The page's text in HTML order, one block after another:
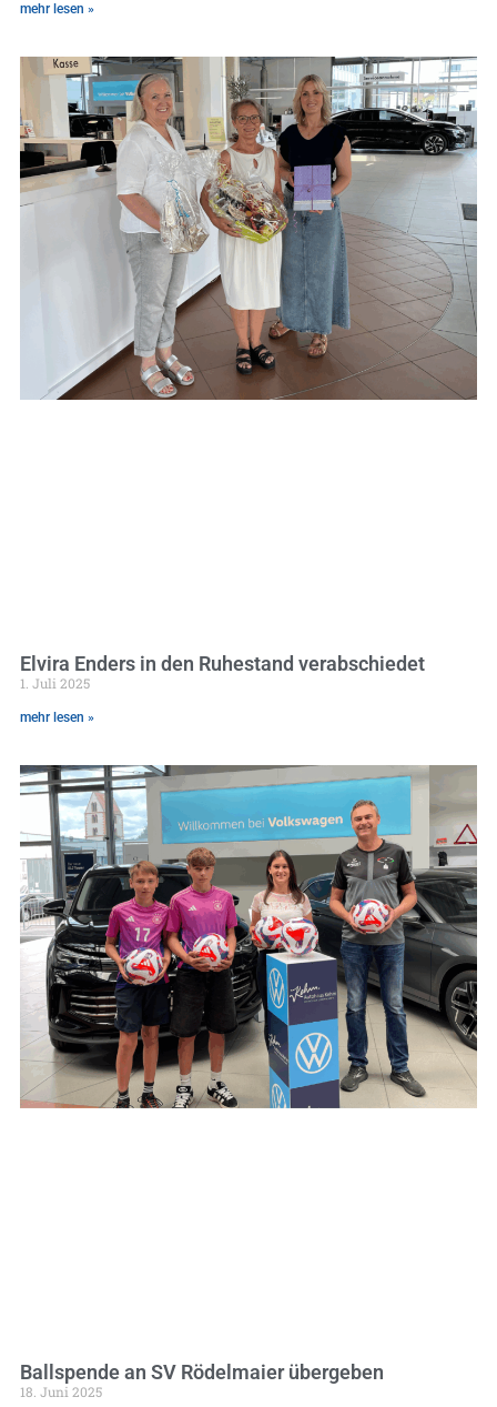
mehr lesen »
Elvira Enders in den Ruhestand verabschiedet
1. Juli 2025
mehr lesen »
Ballspende an SV Rödelmaier übergeben
18. Juni 2025